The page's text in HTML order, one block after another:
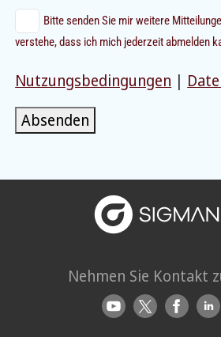
Bitte senden Sie mir weitere
verstehe, dass ich mich jederzeit abmelden
Nutzungsbedingungen |
Absenden
Nehmen Sie Kontakt